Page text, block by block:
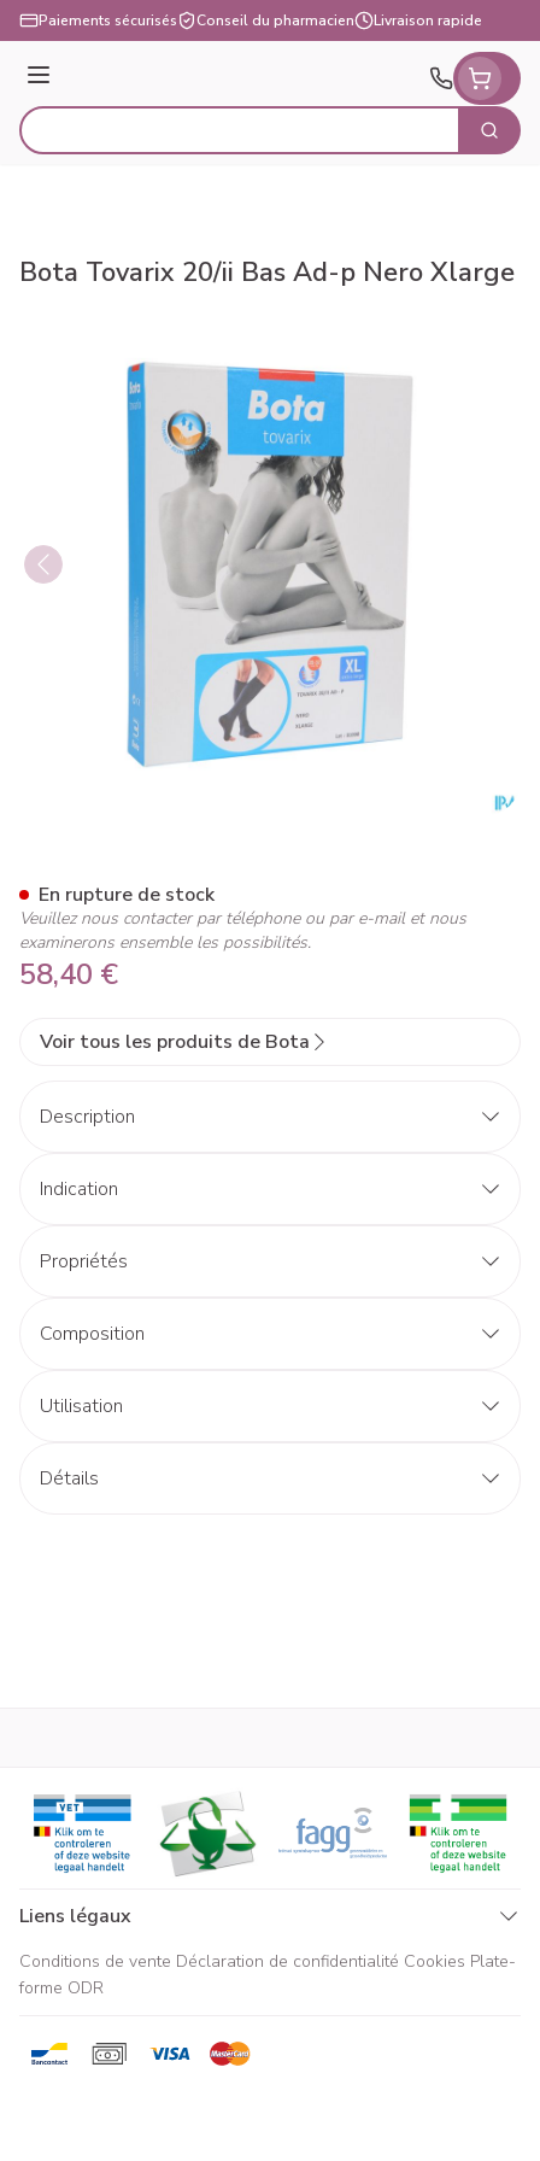
Aller au contenu
Paiements sécurisés Conseil du pharmacien Livraison rapide
Menu
Rechercher
Bota Tovarix 20/ii Bas Ad-p Nero Xlarge
58,40 €
En rupture de stock
Veuillez nous contacter par téléphone ou par e-mail et nous
examinerons ensemble les possibilités.
Voir tous les produits de Bota
Description
Indication
Propriétés
Composition
Utilisation
Détails
Liens légaux
Conditions de vente Déclaration de confidentialité Cookies Plate-
forme ODR